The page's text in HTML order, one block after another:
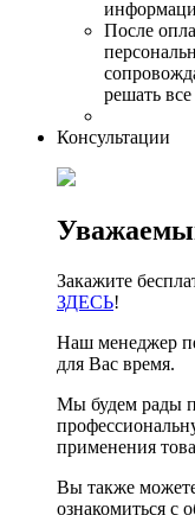
После
решать
Консультации
Закажите
ЗДЕСЬ!
Наш менеджер
для Вас время.
Мы будем рады
применения
Вы также
ознакомиться с